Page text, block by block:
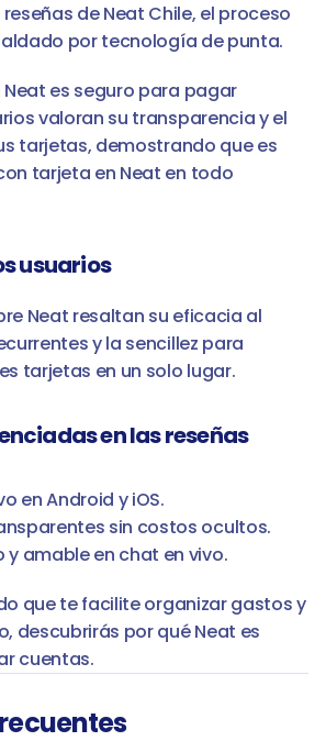
de Neat Chile, el proceso
por tecnología de punta.
es seguro para pagar
valoran su transparencia y el
tarjetas, demostrando que es
tarjeta en Neat en todo
usuarios
Neat resaltan su eficacia al
y la sencillez para
tarjetas en un solo lugar.
en las reseñas
en Android y iOS.
sin costos ocultos.
y amable en chat en vivo.
que te facilite organizar gastos y
descubrirás por qué Neat es
cuentas.